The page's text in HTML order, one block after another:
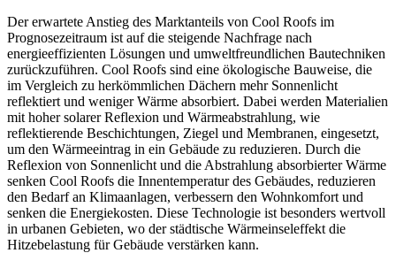
Der erwartete Anstieg des Marktanteils von Cool Roofs im
Prognosezeitraum ist auf die steigende Nachfrage nach
energieeffizienten Lösungen und umweltfreundlichen Bautechniken
zurückzuführen. Cool Roofs sind eine ökologische Bauweise, die
im Vergleich zu herkömmlichen Dächern mehr Sonnenlicht
reflektiert und weniger Wärme absorbiert. Dabei werden Materialien
mit hoher solarer Reflexion und Wärmeabstrahlung, wie
reflektierende Beschichtungen, Ziegel und Membranen, eingesetzt,
um den Wärmeeintrag in ein Gebäude zu reduzieren. Durch die
Reflexion von Sonnenlicht und die Abstrahlung absorbierter Wärme
senken Cool Roofs die Innentemperatur des Gebäudes, reduzieren
den Bedarf an Klimaanlagen, verbessern den Wohnkomfort und
senken die Energiekosten. Diese Technologie ist besonders wertvoll
in urbanen Gebieten, wo der städtische Wärmeinseleffekt die
Hitzebelastung für Gebäude verstärken kann.